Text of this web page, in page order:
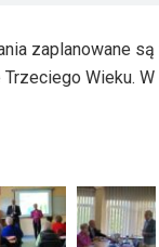
zaplanowane
Wieku.